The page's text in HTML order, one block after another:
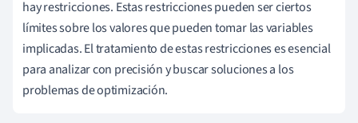
hay restricciones. Estas restricciones pueden ser ciertos
límites sobre los valores que pueden tomar las variables
implicadas. El tratamiento de estas restricciones es esencial
para analizar con precisión y buscar soluciones a los
problemas de optimización.